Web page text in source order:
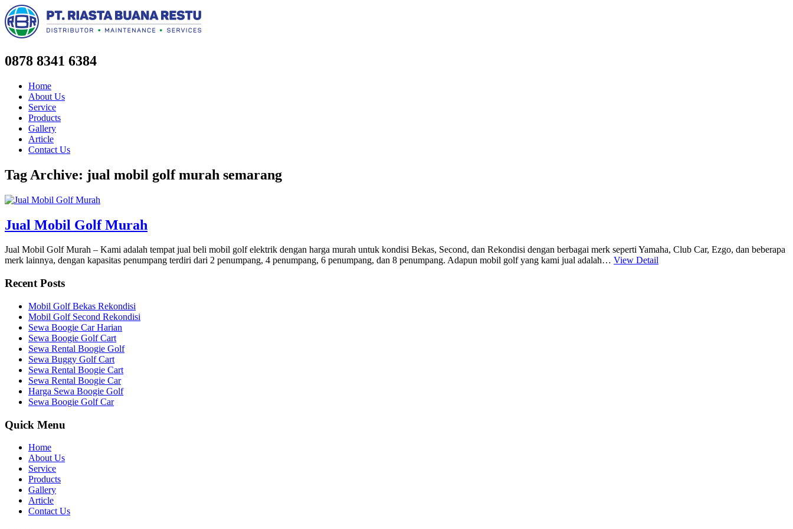
0878 8341 6384
Home
About Us
Service
Products
Gallery
Article
Contact Us
Tag Archive: jual mobil golf murah semarang
Jual Mobil Golf Murah
Jual Mobil Golf Murah – Kami adalah tempat jual beli mobil golf elektrik dengan harga murah untuk kondisi Bekas, Second, dan Rekondisi dengan berbagai merk seperti Yamaha, Club Car, Ezgo, dan beberapa
merk lainnya, dengan kapasitas penumpang terdiri dari 2 penumpang, 4 penumpang, 6 penumpang, dan 8 penumpang. Adapun mobil golf yang kami jual adalah… View Detail
Recent Posts
Mobil Golf Bekas Rekondisi
Mobil Golf Second Rekondisi
Sewa Boogie Car Harian
Sewa Boogie Golf Cart
Sewa Rental Boogie Golf
Sewa Buggy Golf Cart
Sewa Rental Boogie Cart
Sewa Rental Boogie Car
Harga Sewa Boogie Golf
Sewa Boogie Golf Car
Quick Menu
Home
About Us
Service
Products
Gallery
Article
Contact Us